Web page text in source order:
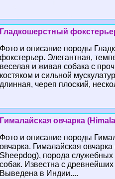
Гладкошерстный
Фото и описание породы
фокстерьер. Элегантная,
веселая и живая собака с
костяком и сильной
длинная, череп плоский,
Гималайская овчарка
Фото и описание породы
овчарка. Гималайская
Sheepdog), порода служебных
собак. Известна с
Выведена в Индии....